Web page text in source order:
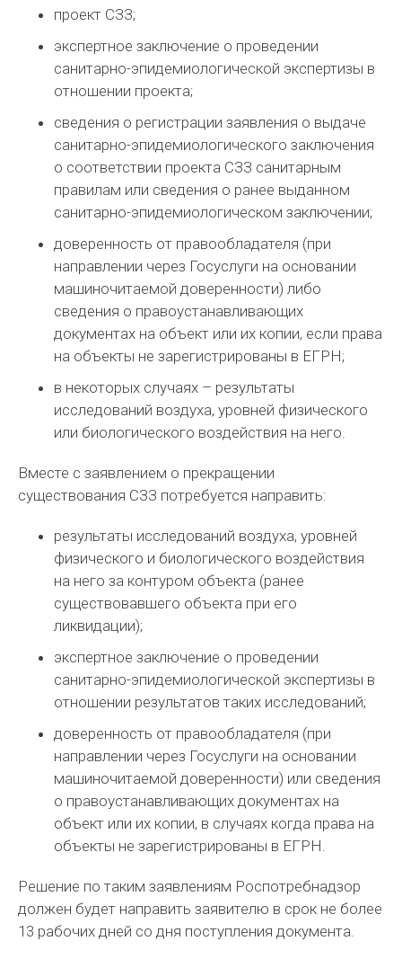
проект СЗЗ;
экспертное заключение о проведении
санитарно-эпидемиологической экспертизы в
отношении проекта;
сведения о регистрации заявления о выдаче
санитарно-эпидемиологического заключения
о соответствии проекта СЗЗ санитарным
правилам или сведения о ранее выданном
санитарно-эпидемиологическом заключении;
доверенность от правообладателя (при
направлении через Госуслуги на основании
машиночитаемой доверенности) либо
сведения о правоустанавливающих
документах на объект или их копии, если права
на объекты не зарегистрированы в ЕГРН;
в некоторых случаях – результаты
исследований воздуха, уровней физического
или биологического воздействия на него.
Вместе с заявлением о прекращении
существования СЗЗ потребуется направить:
результаты исследований воздуха, уровней
физического и биологического воздействия
на него за контуром объекта (ранее
существовавшего объекта при его
ликвидации);
экспертное заключение о проведении
санитарно-эпидемиологической экспертизы в
отношении результатов таких исследований;
доверенность от правообладателя (при
направлении через Госуслуги на основании
машиночитаемой доверенности) или сведения
о правоустанавливающих документах на
объект или их копии, в случаях когда права на
объекты не зарегистрированы в ЕГРН.
Решение по таким заявлениям Роспотребнадзор
должен будет направить заявителю в срок не более
13 рабочих дней со дня поступления документа.